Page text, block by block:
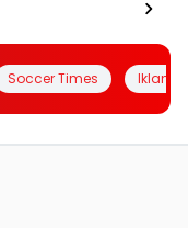
Soccer Times Iklanin